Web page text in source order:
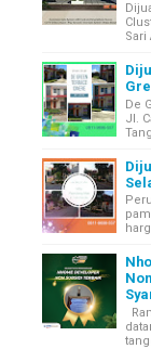
Sari
De
Jl.